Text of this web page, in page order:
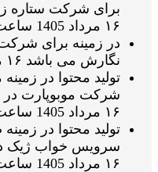
برای شرکت ستاره
۱۶ مرداد 1405 ساعت ۱۵:۱۶:۲۶
در زمینه برای
نگارش می باشد ۱۶ مرداد 1405 ساعت ۱۴:۱۰:۰۱
تولید محتوا در زمینه
شرکت موبوپارت در
۱۶ مرداد 1405 ساعت ۱۳:۴۶:۱۴
تولید محتوا در
سرویس خواب ژیک در
۱۶ مرداد 1405 ساعت ۱۳:۰۸:۴۵